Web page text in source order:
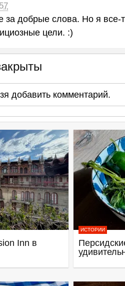
за добрые слова. Но я все-
цели. :)
добавить комментарий.
Inn в
ИСТОРИИ